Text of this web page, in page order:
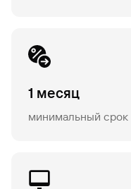
1 месяц
минимальный срок